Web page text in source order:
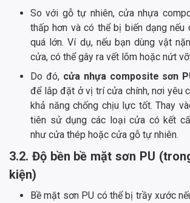
So với gỗ tự nhiên, cửa nhựa
thấp hơn và có thể bị biến dạng
quá lớn. Ví dụ, nếu bạn dùng vật
cửa, có thể gây ra vết lõm hoặc nứt vỡ.
Do đó, cửa nhựa composite sơn
để lắp đặt ở vị trí cửa chính, nơi yêu
khả năng chống chịu lực tốt. Thay
tiên sử dụng các loại cửa có kết
như cửa thép hoặc cửa gỗ tự nhiên.
3.2. Độ bền bề mặt sơn PU
kiện)
Bề mặt sơn PU có thể bị trầy xước